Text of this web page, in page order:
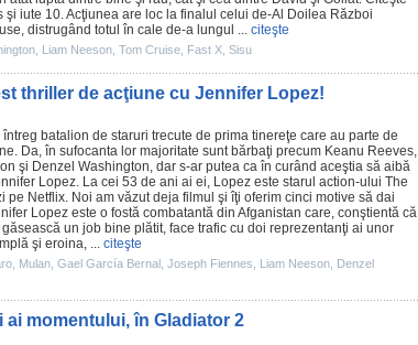
şi iute 10. Acţiunea are loc la finalul celui de-Al Doilea Război
distrugând totul în cale de-a lungul ... citeşte
Liam Neeson Tom Cruise Fast X Sisu
thriller de acţiune cu Jennifer Lopez!
batalion de staruri trecute de prima tinereţe care au parte de
Da, în sufocanta lor majoritate sunt bărbaţi precum Keanu Reeves,
şi Denzel Washington, dar s-ar putea ca în curând aceştia să aibă
Lopez. La cei 53 de ani ai ei, Lopez este starul action-ului The
pe Netflix. Noi am văzut deja filmul şi îţi oferim cinci motive să dai
Lopez este o fostă combatantă din Afganistan care, conştientă că
un job bine plătit, face trafic cu doi reprezentanţi ai unor
şi eroina, ... citeşte
Mulan Gael García Bernal Joseph Fiennes Liam Neeson Denzel
momentului, în Gladiator 2